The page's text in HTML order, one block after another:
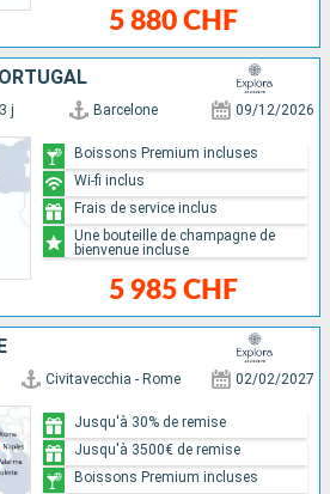
5 880 CHF
j Barcelone 09/12/2026
5 985 CHF
Boissons Premium incluses
Wi-fi inclus
Frais de service inclus
Une bouteille de champagne de
bienvenue incluse
Civitavecchia - Rome 02/02/2027
Jusqu'à 30% de remise
Jusqu'à 3500€ de remise
Boissons Premium incluses